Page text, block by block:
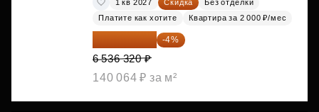
1 кв 2027 Скидка
Без отделки
Платите как хотите
Квартира за 2 000 ₽/мес
-4%
6 536 320 ₽
140 064 ₽ за м²